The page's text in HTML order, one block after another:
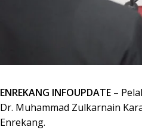
ENREKANG INFOUPDATE –
Dr. Muhammad Zulkarnain
Enrekang.